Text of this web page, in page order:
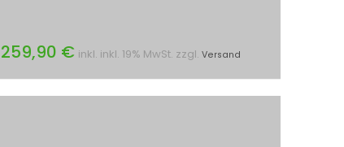
259,90 € inkl. inkl. 19% MwSt. zzgl. Versand